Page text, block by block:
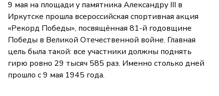
9 мая на площади у памятника Александру III в
Иркутске прошла всероссийская спортивная акция
«Рекорд Победы», посвящённая 81-й годовщине
Победы в Великой Отечественной войне. Главная
цель была такой: все участники должны поднять
гирю ровно 29 тысяч 585 раз. Именно столько дней
прошло с 9 мая 1945 года.